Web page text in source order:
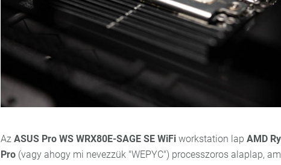
Az ASUS Pro WS WRX80E-SAGE SE WiFiworkstation lap AMD
Pro(vagy ahogy mi nevezzük "WEPYC") processzoros alaplap,